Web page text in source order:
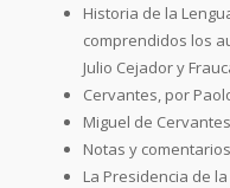
Historia de la
comprendidos los
Julio Cejador y
Cervantes, por
Miguel de
Notas y comentarios
La Presidencia de